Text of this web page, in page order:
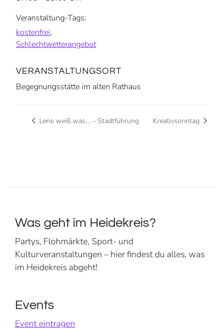
Veranstaltung-Tags:
kostenfrei,
Schlechtwetterangebot
VERANSTALTUNGSORT
Begegnungsstätte im alten Rathaus
Lene weiß was… – Stadtführung Kreativsonntag
Was geht im Heidekreis?
Partys, Flohmärkte, Sport- und
Kulturveranstaltungen – hier findest du alles, was
im Heidekreis abgeht!
Events
Event eintragen